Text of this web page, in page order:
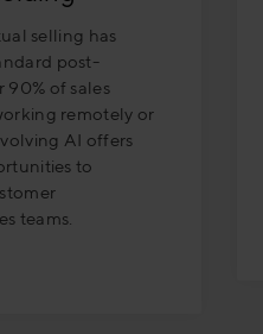
selling has
post-
90% of sales
remotely or
AI offers
to
teams.